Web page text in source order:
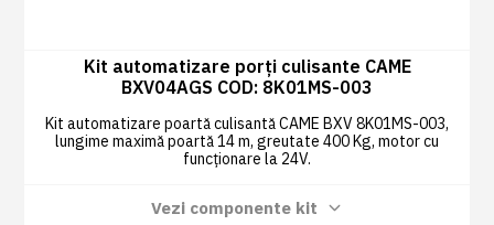
Kit automatizare porți culisante CAME
BXV04AGS COD: 8K01MS-003
Kit automatizare poartă culisantă CAME BXV 8K01MS-003,
lungime maximă poartă 14 m, greutate 400 Kg, motor cu
funcționare la 24V.
Vezi componente kit